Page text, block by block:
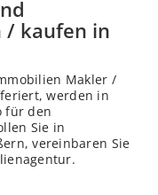
/ kaufen in
Makler /
werden in
für den
Sie in
vereinbaren Sie